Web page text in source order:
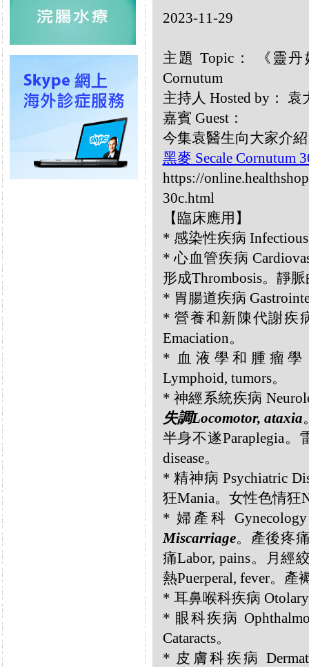
2023-11-29
主題 Topic： 《靈丹
Cornutum
主持人 Hosted by：
嘉賓 Guest：
今集袁醫生向大家介
黑麥 Secale Cornutum
https://
30c.html
【臨床應用】
* 感染性疾病
* 心血管疾病
形成Thrombosis。靜
* 胃腸道疾病
* 營養和新陳代謝疾
Emaciation。
* 血液學和腫瘤學
Lymphoid, tumors。
* 神經系統疾病
失調Locomotor, ataxia
半身不遂Paraplegia
disease。
* 精神病 Psychiatric
狂Mania。女性色情狂
* 婦產科 Gynecology
Miscarriage。產後疼
痛Labor, pains。月經
熱Puerperal, fever。產
* 耳鼻喉科疾病
* 眼科疾病
Cataracts。
* 皮膚科疾病